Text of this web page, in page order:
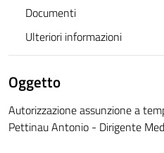
Documenti
Ulteriori informazioni
Oggetto
Autorizzazione assunzione a
Pettinau Antonio - Dirigente